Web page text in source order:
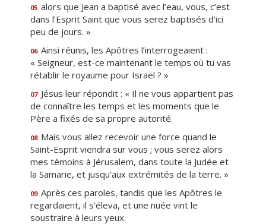
05 alors que Jean a baptisé avec l’eau, vous, c’est
dans l’Esprit Saint que vous serez baptisés d’ici
peu de jours. »
06 Ainsi réunis, les Apôtres l’interrogeaient :
« Seigneur, est-ce maintenant le temps où tu vas
rétablir le royaume pour Israël ? »
07 Jésus leur répondit : « Il ne vous appartient pas
de connaître les temps et les moments que le
Père a fixés de sa propre autorité.
08 Mais vous allez recevoir une force quand le
Saint-Esprit viendra sur vous ; vous serez alors
mes témoins à Jérusalem, dans toute la Judée et
la Samarie, et jusqu’aux extrémités de la terre. »
09 Après ces paroles, tandis que les Apôtres le
regardaient, il s’éleva, et une nuée vint le
soustraire à leurs yeux.